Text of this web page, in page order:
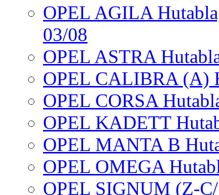
OPEL AGILA
03/08
OPEL ASTRA
OPEL CALIBRA (A)
OPEL CORSA
OPEL KADETT
OPEL MANTA B
OPEL OMEGA
OPEL SIGNUM (Z-